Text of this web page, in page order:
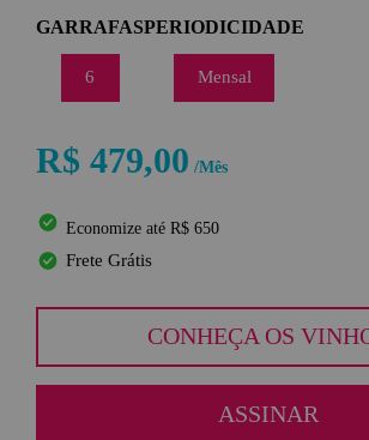
GARRAFAS
6
PERIODICIDADE
Mensal
R$ 479,00 /Mês
Economize até R$ 650
Frete Grátis
CONHEÇA OS
ASSINAR